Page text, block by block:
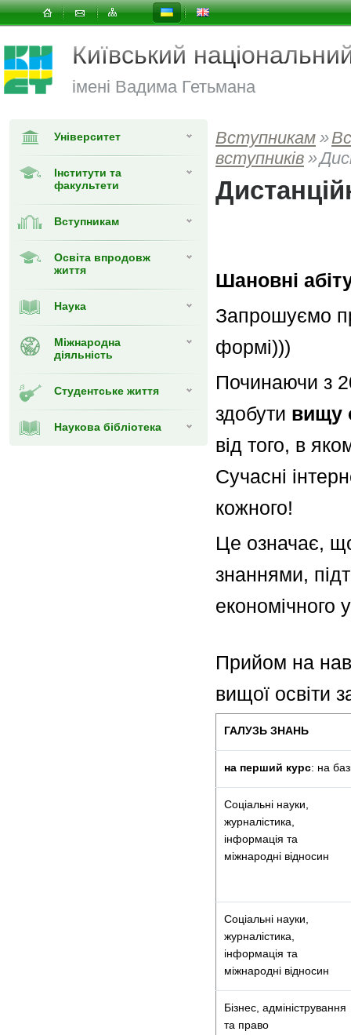
Київський
імені Вадима Гетьмана
Університет
Інститути та
факультети
Вступникам
Освіта впродовж
життя
Наука
Міжнародна
діяльність
Студентське життя
Наукова бібліотека
Вступникам »
вступників »
Шановні
Запрошуємо
формі)))
Починаючи з
здобути вищу
від того, в
Сучасні
кожного!
Це означає,
знаннями,
економічного
Прийом на
вищої освіти
ГАЛУЗЬ ЗНАНЬ
на перший курс: на
Соціальні науки,
журналістика,
інформація та
міжнародні відносин
Соціальні науки,
журналістика,
інформація та
міжнародні відносин
Бізнес, адміністрування
та право